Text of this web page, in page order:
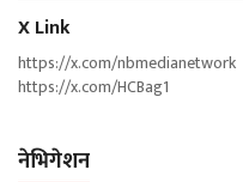
X Link
https://x.com/nbmedianetwork
https://x.com/HCBag1
नेभिगेशन